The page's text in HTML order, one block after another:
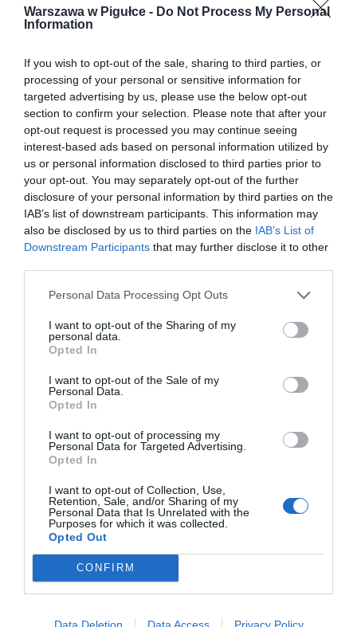
Warszawa w Pigułce - Do Not Process My Personal
Information
If you wish to opt-out of the sale, sharing to third parties, or
processing of your personal or sensitive information for
targeted advertising by us, please use the below opt-out
section to confirm your selection. Please note that after your
opt-out request is processed you may continue seeing
interest-based ads based on personal information utilized by
us or personal information disclosed to third parties prior to
your opt-out. You may separately opt-out of the further
disclosure of your personal information by third parties on the
IAB’s list of downstream participants. This information may
also be disclosed by us to third parties on the IAB’s List of
Downstream Participants that may further disclose it to other
Personal Data Processing Opt Outs
I want to opt-out of the Sharing of my
personal data.
Opted In
I want to opt-out of the Sale of my
Personal Data.
Opted In
I want to opt-out of processing my
Personal Data for Targeted Advertising.
Opted In
I want to opt-out of Collection, Use,
Retention, Sale, and/or Sharing of my
Personal Data that Is Unrelated with the
Purposes for which it was collected.
Opted Out
CONFIRM
Data Deletion Data Access Privacy Policy